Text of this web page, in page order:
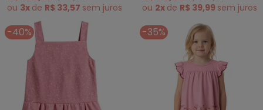
(Rosa )
ou 3x de R$ 33,57 sem juros ou 2x de R$ 39,99 sem juros
-40% -35%